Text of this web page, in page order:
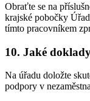
Obraťte se na
krajské pobočky
tímto pracovníkem
10. Jaké
Na úřadu doložte
podpory v